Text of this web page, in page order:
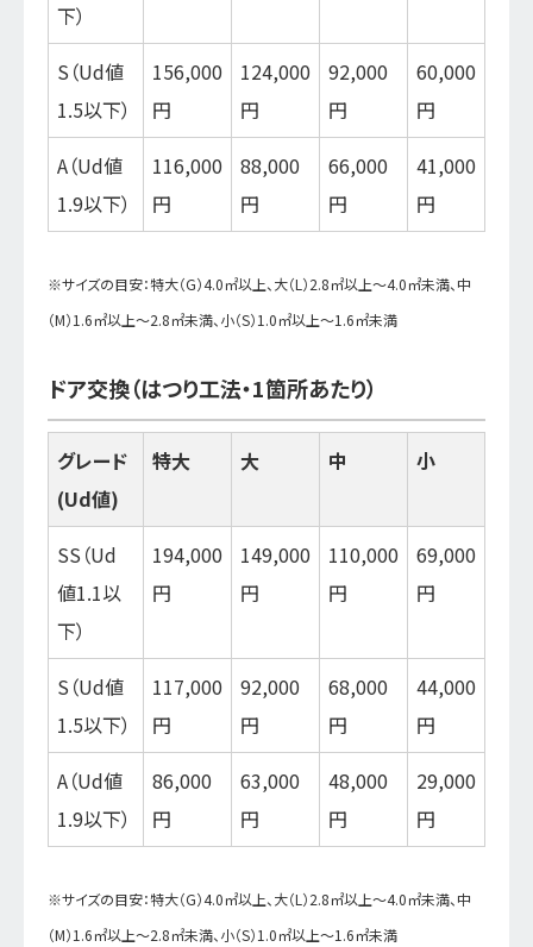
下）
S（Ud値
1.5以下）
156,000
円
124,000
円
92,000
円
60,000
円
A（Ud値
1.9以下）
116,000
円
88,000
円
66,000
円
41,000
円
※サイズの目安：特大（G）4.0㎡以上、大（L）2.8㎡以上～4.0㎡未満、中
（M）1.6㎡以上～2.8㎡未満、小（S）1.0㎡以上～1.6㎡未満
ドア交換（はつり工法・1箇所あたり）
グレード
(Ud値)
特大 大 中 小
SS（Ud
値1.1以
下）
194,000
円
149,000
円
110,000
円
69,000
円
S（Ud値
1.5以下）
117,000
円
92,000
円
68,000
円
44,000
円
A（Ud値
1.9以下）
86,000
円
63,000
円
48,000
円
29,000
円
※サイズの目安：特大（G）4.0㎡以上、大（L）2.8㎡以上～4.0㎡未満、中
（M）1.6㎡以上～2.8㎡未満、小（S）1.0㎡以上～1.6㎡未満